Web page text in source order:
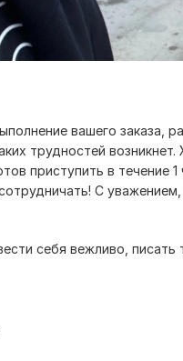
вашего заказа,
трудностей
приступить в течение
С
себя вежливо, писать